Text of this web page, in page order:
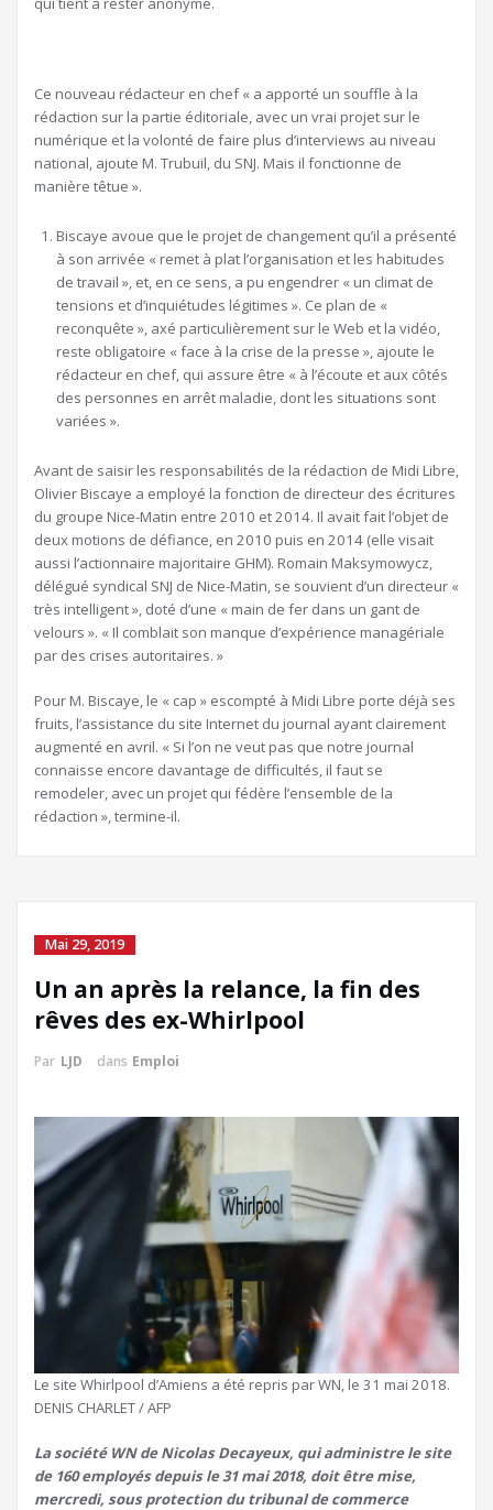
Ce nouveau rédacteur en chef « a apporté un souffle à la
rédaction sur la partie éditoriale, avec un vrai projet sur le
numérique et la volonté de faire plus d’interviews au niveau
national, ajoute M. Trubuil, du SNJ. Mais il fonctionne de
manière têtue ».
Biscaye avoue que le projet de changement qu’il a présenté
à son arrivée « remet à plat l’organisation et les habitudes
de travail », et, en ce sens, a pu engendrer « un climat de
tensions et d’inquiétudes légitimes ». Ce plan de «
reconquête », axé particulièrement sur le Web et la vidéo,
reste obligatoire « face à la crise de la presse », ajoute le
rédacteur en chef, qui assure être « à l’écoute et aux côtés
des personnes en arrêt maladie, dont les situations sont
variées ».
Avant de saisir les responsabilités de la rédaction de Midi Libre,
Olivier Biscaye a employé la fonction de directeur des écritures
du groupe Nice-Matin entre 2010 et 2014. Il avait fait l’objet de
deux motions de défiance, en 2010 puis en 2014 (elle visait
aussi l’actionnaire majoritaire GHM). Romain Maksymowycz,
délégué syndical SNJ de Nice-Matin, se souvient d’un directeur «
très intelligent », doté d’une « main de fer dans un gant de
velours ». « Il comblait son manque d’expérience managériale
par des crises autoritaires. »
Pour M. Biscaye, le « cap » escompté à Midi Libre porte déjà ses
fruits, l’assistance du site Internet du journal ayant clairement
augmenté en avril. « Si l’on ne veut pas que notre journal
connaisse encore davantage de difficultés, il faut se
remodeler, avec un projet qui fédère l’ensemble de la
rédaction », termine-il.
Mai 29, 2019
Un an après la relance, la fin des
rêves des ex-Whirlpool
Par LJD dans Emploi
Le site Whirlpool d’Amiens a été repris par WN, le 31 mai 2018.
DENIS CHARLET / AFP
La société WN de Nicolas Decayeux, qui administre le site
de 160 employés depuis le 31 mai 2018, doit être mise,
mercredi, sous protection du tribunal de commerce